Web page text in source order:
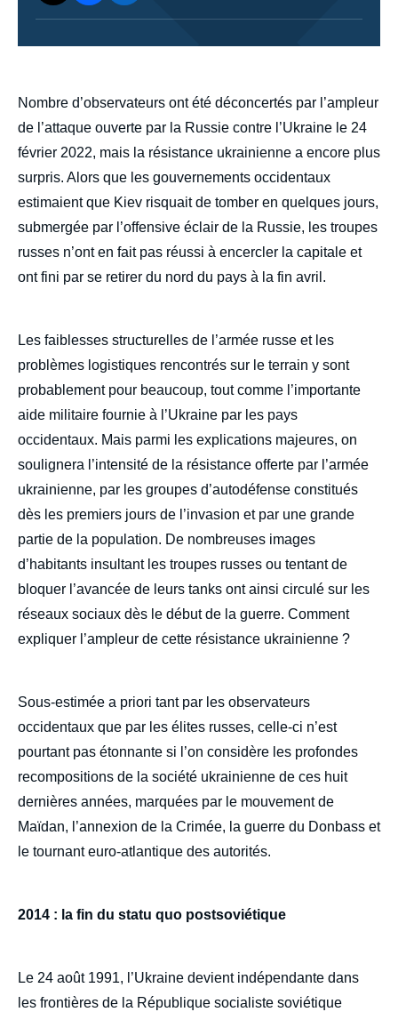
body
Nombre d’observateurs ont été déconcertés par l’ampleur
de l’attaque ouverte par la Russie contre l’Ukraine le 24
février 2022, mais la résistance ukrainienne a encore plus
surpris. Alors que les gouvernements occidentaux
estimaient que Kiev risquait de tomber en quelques jours,
submergée par l’offensive éclair de la Russie, les troupes
russes n’ont en fait pas réussi à encercler la capitale et
ont fini par se retirer du nord du pays à la fin avril.
Les faiblesses structurelles de l’armée russe et les
problèmes logistiques rencontrés sur le terrain y sont
probablement pour beaucoup, tout comme l’importante
aide militaire fournie à l’Ukraine par les pays
occidentaux. Mais parmi les explications majeures, on
soulignera l’intensité de la résistance offerte par l’armée
ukrainienne, par les groupes d’autodéfense constitués
dès les premiers jours de l’invasion et par une grande
partie de la population. De nombreuses images
d’habitants insultant les troupes russes ou tentant de
bloquer l’avancée de leurs tanks ont ainsi circulé sur les
réseaux sociaux dès le début de la guerre. Comment
expliquer l’ampleur de cette résistance ukrainienne ?
Sous-estimée a priori tant par les observateurs
occidentaux que par les élites russes, celle-ci n’est
pourtant pas étonnante si l’on considère les profondes
recompositions de la société ukrainienne de ces huit
dernières années, marquées par le mouvement de
Maïdan, l’annexion de la Crimée, la guerre du Donbass et
le tournant euro-atlantique des autorités.
2014 : la fin du statu quo postsoviétique
Le 24 août 1991, l’Ukraine devient indépendante dans
les frontières de la République socialiste soviétique